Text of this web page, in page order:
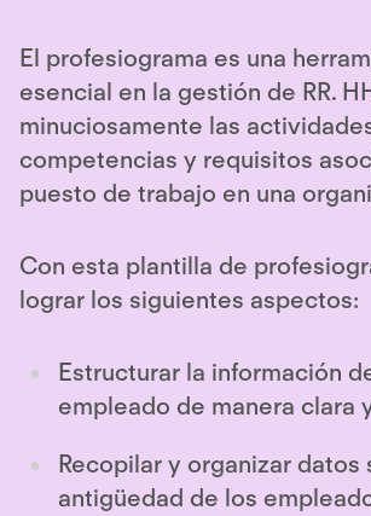
El profesiograma es una
esencial en la gestión de RR.
minuciosamente las
competencias y requisitos
puesto de trabajo en una
Con esta plantilla de
lograr los siguientes aspectos:
Estructurar la información
empleado de manera clara
Recopilar y organizar datos
antigüedad de los